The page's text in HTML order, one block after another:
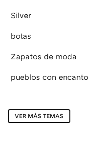
Silver
botas
Zapatos de moda
pueblos con encanto
VER MÁS TEMAS